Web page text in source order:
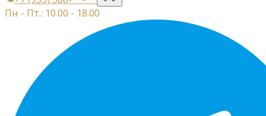
Пн - Пт.: 10.00 - 18.00